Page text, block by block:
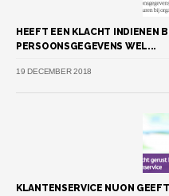
HEEFT EEN KLACHT INDIENEN
PERSOONSGEGEVENS WEL...
19 DECEMBER 2018
KLANTENSERVICE NUON